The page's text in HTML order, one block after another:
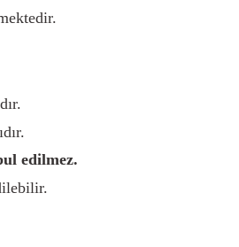
edilmez.